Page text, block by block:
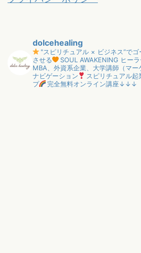
dolcehealing
"スピリチュアル × ビジネス”で
させる
SOUL AWAKENING ヒー
MBA、外資系企業、大学講師（マー
ナビゲーション
スピリチュアル起
プ
完全無料オンライン講座↓↓↓